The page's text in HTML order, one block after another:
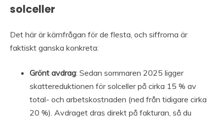
solceller
Det här är kärnfrågan för de flesta, och siffrorna är
faktiskt ganska konkreta:
Grönt avdrag: Sedan sommaren 2025 ligger
skattereduktionen för solceller på cirka 15 % av
total- och arbetskostnaden (ned från tidigare cirka
20 %). Avdraget dras direkt på fakturan, så du